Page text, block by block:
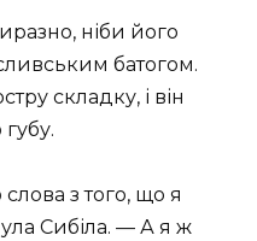
ніби його
батогом.
складку, і він
з того, що я
Сибіла. — А я ж